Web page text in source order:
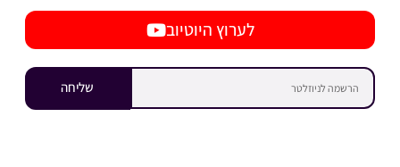
לערוץ היוטיוב
שליחה